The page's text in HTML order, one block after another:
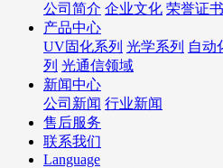
公司简介 企业文化 荣誉证书
产品中心
UV固化系列 光学系列 自动
列 光通信领域
新闻中心
公司新闻 行业新闻
售后服务
联系我们
Language